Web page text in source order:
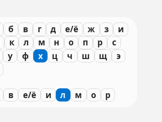
б в г д е/ё ж з
и
к л м н о п р
с
у ф х ц ч ш щ
э
в е/ё и л м о р